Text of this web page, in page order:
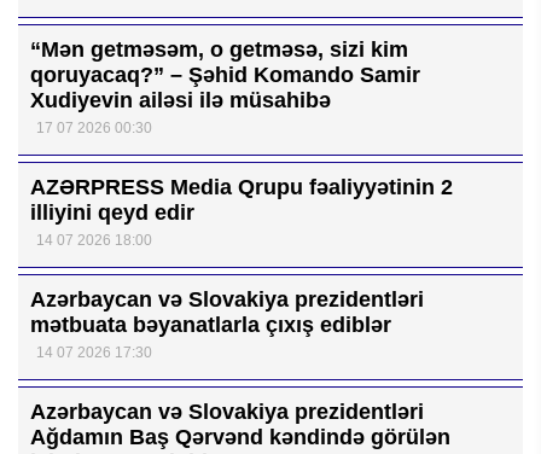
“Mən getməsəm, o getməsə, sizi kim
qoruyacaq?” – Şəhid Komando Samir
Xudiyevin ailəsi ilə müsahibə
17 07 2026 00:30
AZƏRPRESS Media Qrupu fəaliyyətinin 2
illiyini qeyd edir
14 07 2026 18:00
Azərbaycan və Slovakiya prezidentləri
mətbuata bəyanatlarla çıxış ediblər
14 07 2026 17:30
Azərbaycan və Slovakiya prezidentləri
Ağdamın Baş Qərvənd kəndində görülən